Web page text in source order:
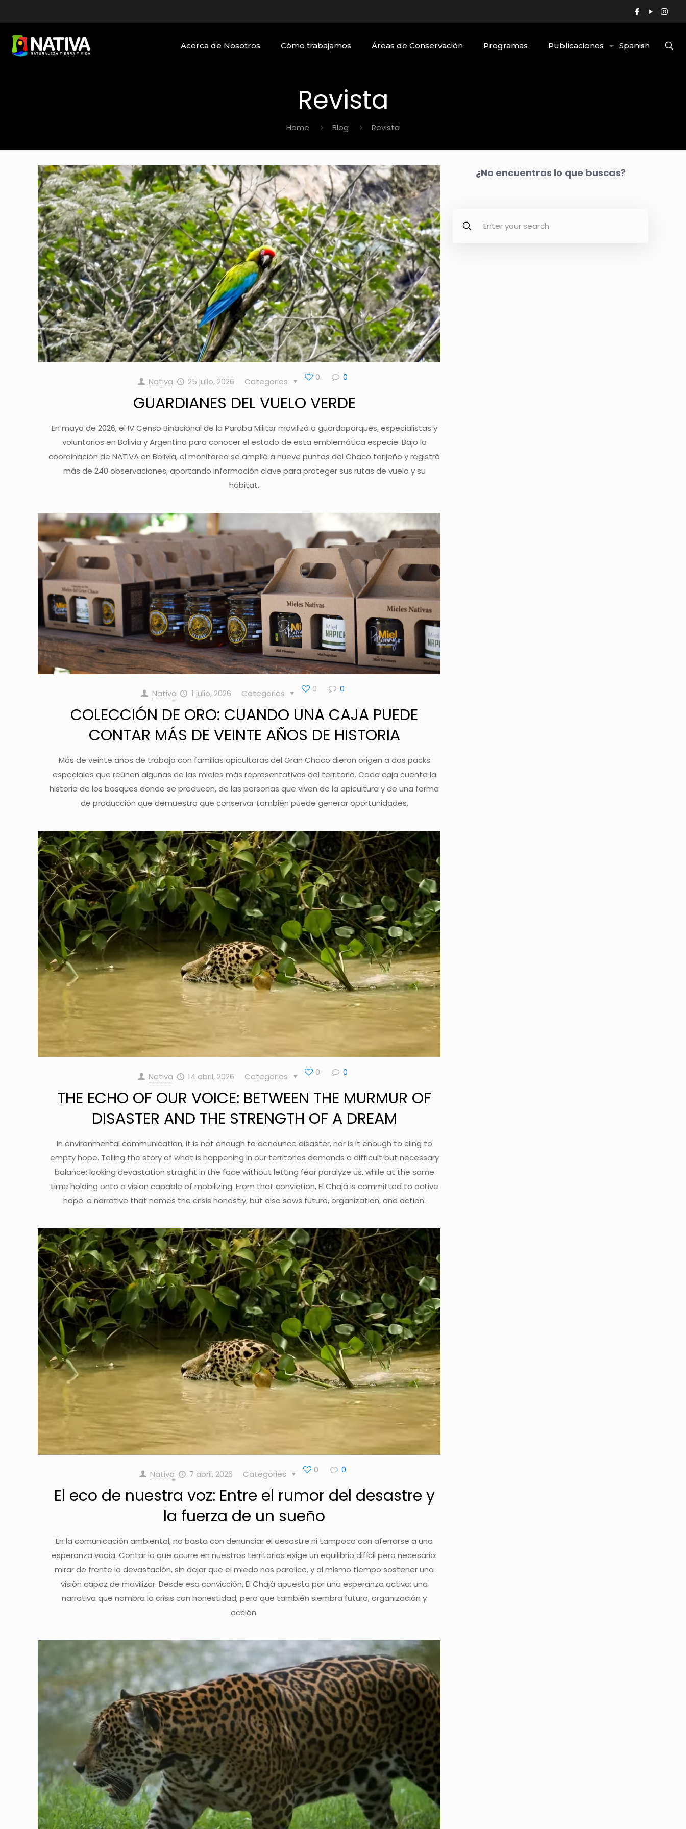
Acerca de Nosotros Cómo trabajamos Áreas de Conservación Programas Publicaciones Spanish
Revista
Home Blog Revista
Nativa 25 julio, 2026 Categories 0 0
GUARDIANES DEL VUELO VERDE
En mayo de 2026, el IV Censo Binacional de la Paraba Militar movilizó a guardaparques, especialistas y
voluntarios en Bolivia y Argentina para conocer el estado de esta emblemática especie. Bajo la
coordinación de NATIVA en Bolivia, el monitoreo se amplió a nueve puntos del Chaco tarijeño y registró
más de 240 observaciones, aportando información clave para proteger sus rutas de vuelo y su
hábitat.
Nativa 1 julio, 2026 Categories 0 0
COLECCIÓN DE ORO: CUANDO UNA CAJA PUEDE
CONTAR MÁS DE VEINTE AÑOS DE HISTORIA
Más de veinte años de trabajo con familias apicultoras del Gran Chaco dieron origen a dos packs
especiales que reúnen algunas de las mieles más representativas del territorio. Cada caja cuenta la
historia de los bosques donde se producen, de las personas que viven de la apicultura y de una forma
de producción que demuestra que conservar también puede generar oportunidades.
Nativa 14 abril, 2026 Categories 0 0
THE ECHO OF OUR VOICE: BETWEEN THE MURMUR OF
DISASTER AND THE STRENGTH OF A DREAM
In environmental communication, it is not enough to denounce disaster, nor is it enough to cling to
empty hope. Telling the story of what is happening in our territories demands a difficult but necessary
balance: looking devastation straight in the face without letting fear paralyze us, while at the same
time holding onto a vision capable of mobilizing. From that conviction, El Chajá is committed to active
hope: a narrative that names the crisis honestly, but also sows future, organization, and action.
Nativa 7 abril, 2026 Categories 0 0
El eco de nuestra voz: Entre el rumor del desastre y
la fuerza de un sueño
En la comunicación ambiental, no basta con denunciar el desastre ni tampoco con aferrarse a una
esperanza vacía. Contar lo que ocurre en nuestros territorios exige un equilibrio difícil pero necesario:
mirar de frente la devastación, sin dejar que el miedo nos paralice, y al mismo tiempo sostener una
visión capaz de movilizar. Desde esa convicción, El Chajá apuesta por una esperanza activa: una
narrativa que nombra la crisis con honestidad, pero que también siembra futuro, organización y
acción.
¿No encuentras lo que buscas?